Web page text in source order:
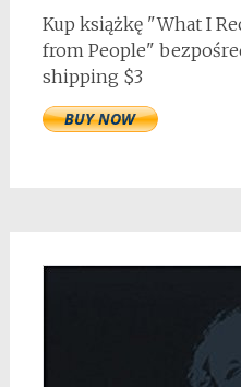
Kup książkę "What I
from People"
shipping $3